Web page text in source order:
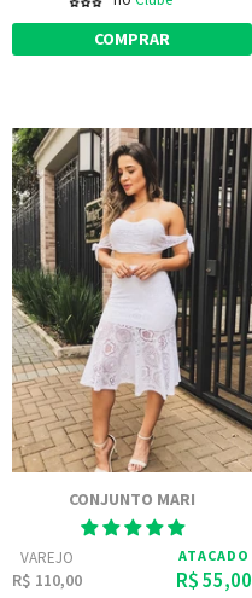
COMPRAR
CONJUNTO MARI
VAREJO
R$ 110,00
ATACADO
R$ 55,00